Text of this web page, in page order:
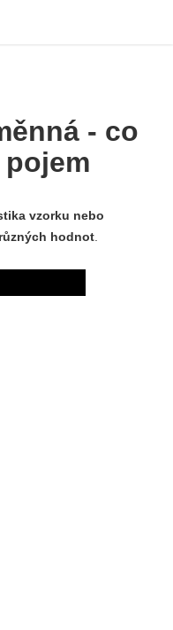
- co
vzorku nebo
hodnot